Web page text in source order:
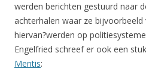
werden berichten gestuurd naar
achterhalen waar ze
hiervan?werden op
Engelfried schreef er ook een
Mentis: